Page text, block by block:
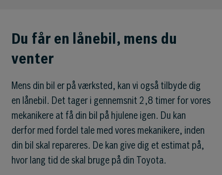
Du får en lånebil, mens du
venter
Mens din bil er på værksted, kan vi også tilbyde dig
en lånebil. Det tager i gennemsnit 2,8 timer for vores
mekanikere at få din bil på hjulene igen. Du kan
derfor med fordel tale med vores mekanikere, inden
din bil skal repareres. De kan give dig et estimat på,
hvor lang tid de skal bruge på din Toyota.